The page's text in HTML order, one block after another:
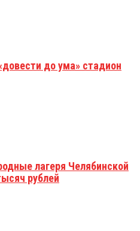
до ума» стадион
лагеря Челябинской
рублей